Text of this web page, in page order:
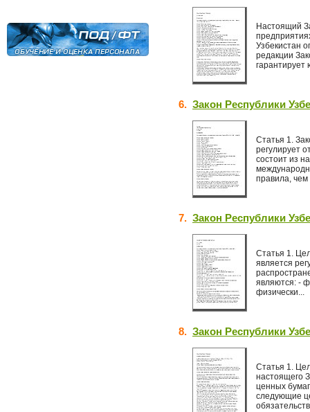
Настоящий
Узбекистан
редакции
гарантирует
6. Закон Республики
Статья 1.
регулирует
состоит из
правила, чем
7. Закон Республики
Статья 1.
является
являются: -
физически...
8. Закон Республики
Статья 1.
настоящего
ценных
следующие